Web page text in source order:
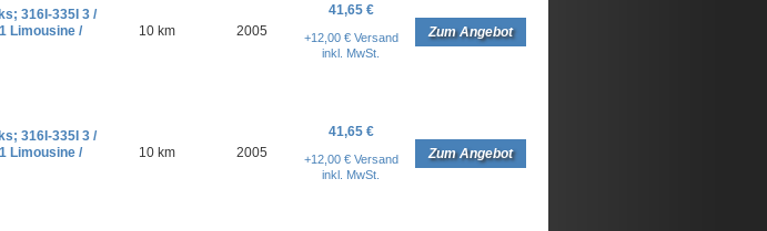
316I-335I 3 /
Limousine /
10 km 2005
41,65 €
+12,00 € Versand
inkl. MwSt.
Zum Angebot
316I-335I 3 /
Limousine /
10 km 2005
41,65 €
+12,00 € Versand
inkl. MwSt.
Zum Angebot